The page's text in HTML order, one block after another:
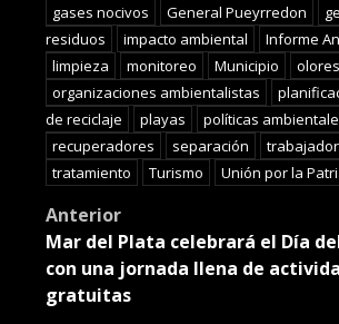
gases nocivos
General Pueyrredon
residuos
impacto ambiental
Informe
limpieza
monitoreo Municipio
organizaciones ambientalistas
de reciclaje
playas políticas
recuperadores
separación
tratamiento
Turismo Unión por la
Post
navigation
Anterior
Mar del Plata celebrará el Día
con una jornada llena de
gratuitas